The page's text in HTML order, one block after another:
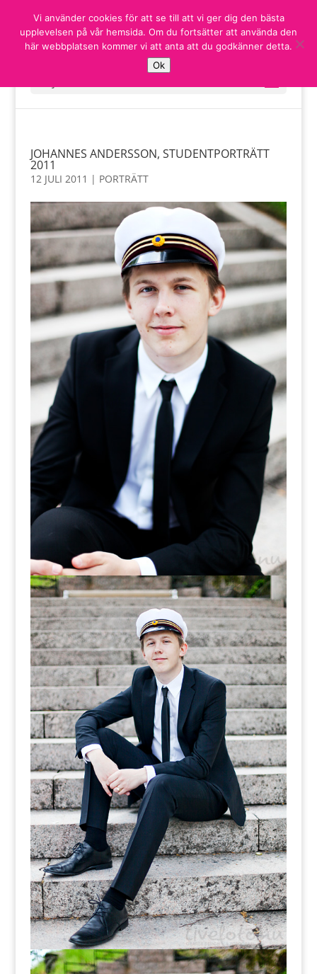
JOHANNES ANDERSSON, STUDENTPORTRÄTT
2011
12 JULI 2011 | PORTRÄTT
Vi använder cookies för att se till att vi ger dig den bästa
upplevelsen på vår hemsida. Om du fortsätter att använda den
här webbplatsen kommer vi att anta att du godkänner detta.
Ok